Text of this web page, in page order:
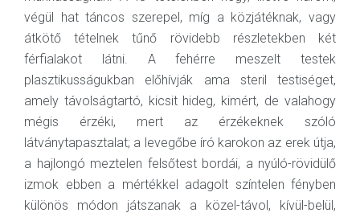
végül hat táncos szerepel, míg a közjátéknak, vagy
átkötő tételnek tűnő rövidebb részletekben két
férfialakot látni. A fehérre meszelt testek
plasztikusságukban előhívják ama steril testiséget,
amely távolságtartó, kicsit hideg, kimért, de valahogy
mégis érzéki, mert az érzékeknek szóló
látványtapasztalat; a levegőbe író karokon az erek útja,
a hajlongó meztelen felsőtest bordái, a nyúló-rövidülő
izmok ebben a mértékkel adagolt színtelen fényben
különös módon játszanak a közel-távol, kívül-belül,